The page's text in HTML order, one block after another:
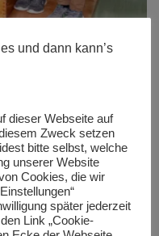
× 600 | 525 × 700 | 525 ×
| 450 × 600 | 272 × 182
und dann kann’s
dieser Webseite auf
Zweck setzen
bitte selbst, welche
unserer Website
Cookies, die wir
später jederzeit
Link „Cookie-